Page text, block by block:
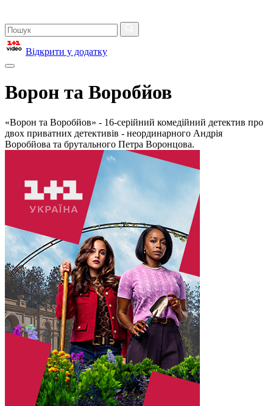
Відкрити у додатку
Ворон та Воробйов
«Ворон та Воробйов» - 16-серійний комедійний детектив про
двох приватних детективів - неординарного Андрія
Воробйова та брутального Петра Воронцова.